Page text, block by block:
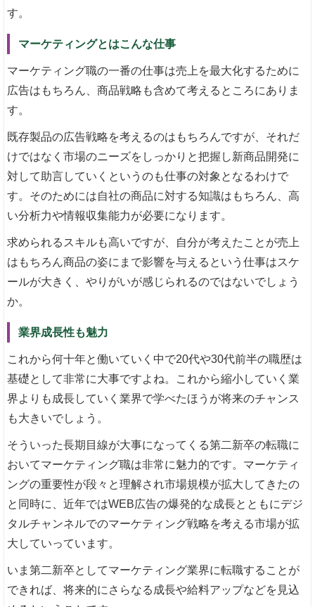
す。
マーケティングとはこんな仕事
マーケティング職の一番の仕事は売上を最大化するために
広告はもちろん、商品戦略も含めて考えるところにありま
す。
既存製品の広告戦略を考えるのはもちろんですが、それだ
けではなく市場のニーズをしっかりと把握し新商品開発に
対して助言していくというのも仕事の対象となるわけで
す。そのためには自社の商品に対する知識はもちろん、高
い分析力や情報収集能力が必要になります。
求められるスキルも高いですが、自分が考えたことが売上
はもちろん商品の姿にまで影響を与えるという仕事はスケ
ールが大きく、やりがいが感じられるのではないでしょう
か。
業界成長性も魅力
これから何十年と働いていく中で20代や30代前半の職歴は
基礎として非常に大事ですよね。これから縮小していく業
界よりも成長していく業界で学べたほうが将来のチャンス
も大きいでしょう。
そういった長期目線が大事になってくる第二新卒の転職に
おいてマーケティング職は非常に魅力的です。マーケティ
ングの重要性が段々と理解され市場規模が拡大してきたの
と同時に、近年ではWEB広告の爆発的な成長とともにデジ
タルチャンネルでのマーケティング戦略を考える市場が拡
大していっています。
いま第二新卒としてマーケティング業界に転職することが
できれば、将来的にさらなる成長や給料アップなどを見込